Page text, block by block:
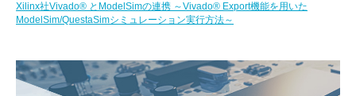
Xilinx社Vivado® とModelSimの連携 ～Vivado® Export機能を用いた
ModelSim/QuestaSimシミュレーション実行方法～